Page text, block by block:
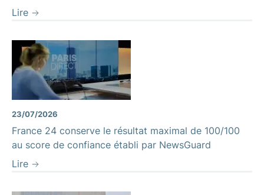
Lire
23/07/2026
France 24 conserve le résultat maximal de 100/100
au score de confiance établi par NewsGuard
Lire